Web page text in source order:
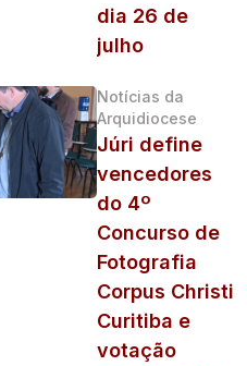
dia 26 de
julho
Notícias da
Arquidiocese
Júri define
vencedores
do 4º
Concurso de
Fotografia
Corpus Christi
Curitiba e
votação